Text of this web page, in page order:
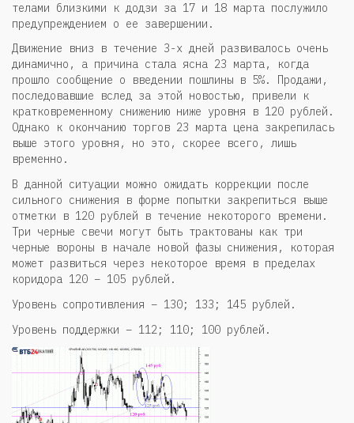
телами близкими к додзи за 17 и 18 марта послужило
предупреждением о ее завершении.
Движение вниз в течение 3-х дней развивалось очень
динамично, а причина стала ясна 23 марта, когда
прошло сообщение о введении пошлины в 5%. Продажи,
последовавшие вслед за этой новостью, привели к
кратковременному снижению ниже уровня в 120 рублей.
Однако к окончанию торгов 23 марта цена закрепилась
выше этого уровня, но это, скорее всего, лишь
временно.
В данной ситуации можно ожидать коррекции после
сильного снижения в форме попытки закрепиться выше
отметки в 120 рублей в течение некоторого времени.
Три черные свечи могут быть трактованы как три
черные вороны в начале новой фазы снижения, которая
может развиться через некоторое время в пределах
коридора 120 – 105 рублей.
Уровень сопротивления – 130; 133; 145 рублей.
Уровень поддержки – 112; 110; 100 рублей.